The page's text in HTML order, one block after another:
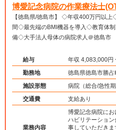
博愛記念病院の作業療法士
【徳島県/徳島市】 ◇年収400万円以上◇嬉しい17:00終わりで実働7.5時
間◇最先端のBMI機器を導入◇教育体
備◇大手法人母体の病院求人＠徳島市
給与
勤務地
徳島県徳島市勝占
施設形態
病院（総合/急性
来）、介護保険
他（その他）
交通費 支給あり
業務内容
博愛記念病院に
ハビリテーショ
事していただきま